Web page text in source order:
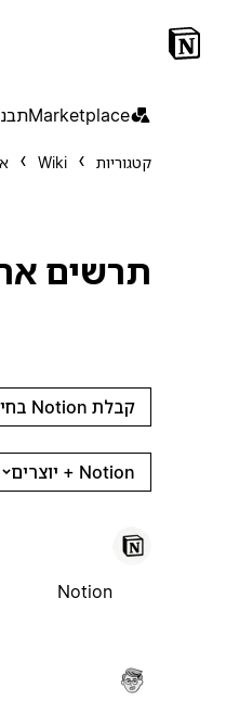
Marketplace
קטגוריות Wiki
תרשים
קבלת Notion בחינם
Notion + יוצרים
Notion